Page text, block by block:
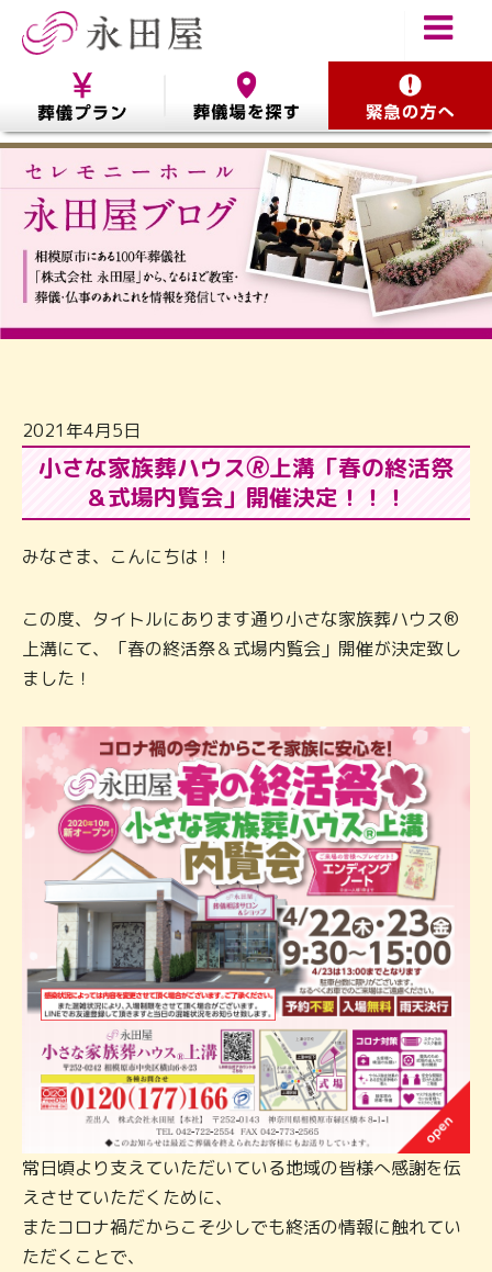
2021年4月5日
小さな家族葬ハウス🄬上溝「春の終活祭
＆式場内覧会」開催決定！！！
みなさま、こんにちは！！
この度、タイトルにあります通り小さな家族葬ハウス®
上溝にて、「春の終活祭＆式場内覧会」開催が決定致し
ました！
常日頃より支えていただいている地域の皆様へ感謝を伝
えさせていただくために、
またコロナ禍だからこそ少しでも終活の情報に触れてい
ただくことで、